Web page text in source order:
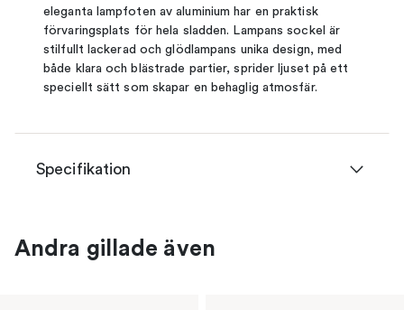
eleganta lampfoten av aluminium har en praktisk
förvaringsplats för hela sladden. Lampans sockel är
stilfullt lackerad och glödlampans unika design, med
både klara och blästrade partier, sprider ljuset på ett
speciellt sätt som skapar en behaglig atmosfär.
Specifikation
Andra gillade även